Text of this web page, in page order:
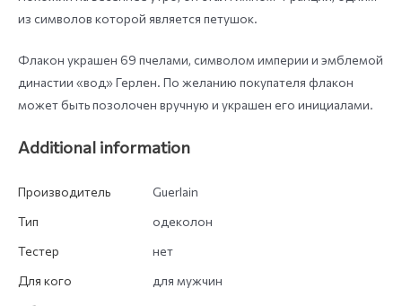
из символов которой является петушок.
Флакон украшен 69 пчелами, символом империи и эмблемой
династии «вод» Герлен. По желанию покупателя флакон
может быть позолочен вручную и украшен его инициалами.
Additional information
Производитель
Guerlain
Тип
одеколон
Тестер
нет
Для кого
для мужчин